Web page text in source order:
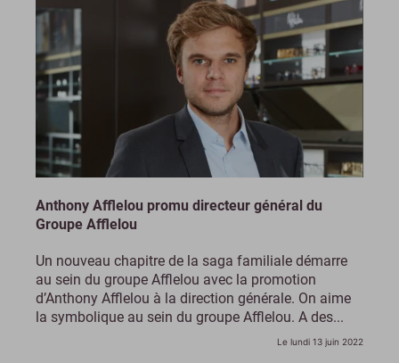
Anthony Afflelou promu directeur général du
Groupe Afflelou
Un nouveau chapitre de la saga familiale démarre
au sein du groupe Afflelou avec la promotion
d’Anthony Afflelou à la direction générale. On aime
la symbolique au sein du groupe Afflelou. A des...
Le lundi 13 juin 2022